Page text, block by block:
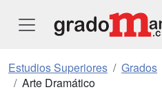
Estudios Superiores Grados
Arte Dramático